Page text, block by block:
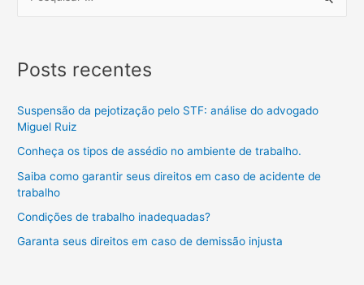
Posts recentes
Suspensão da pejotização pelo STF: análise do advogado
Miguel Ruiz
Conheça os tipos de assédio no ambiente de trabalho.
Saiba como garantir seus direitos em caso de acidente de
trabalho
Condições de trabalho inadequadas?
Garanta seus direitos em caso de demissão injusta